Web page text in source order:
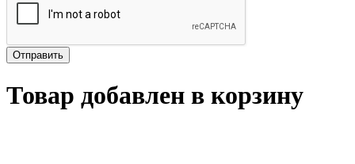
Товар добавлен в корзину